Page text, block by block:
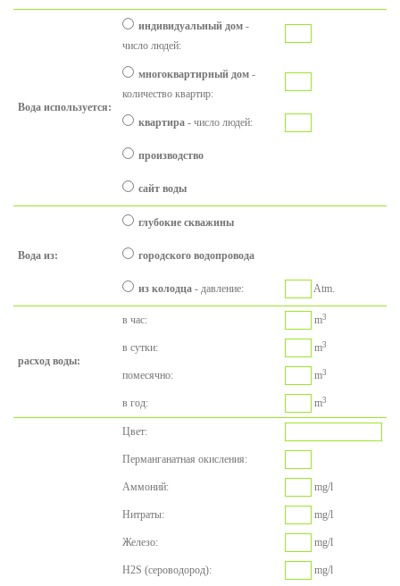
Вода используется:
индивидуальный дом -
число людей:
многоквартирный дом -
количество квартир:
квартира - число людей:
производство
сайт воды
Вода из:
глубокие скважины
городского водопровода
из колодца - давление: Atm.
расход воды:
в час: m3
в сутки: m3
помесячно: m3
в год: m3
Цвет:
Перманганатная окисления:
Aммоний: mg/l
Нитраты: mg/l
Железо: mg/l
H2S (сероводород): mg/l